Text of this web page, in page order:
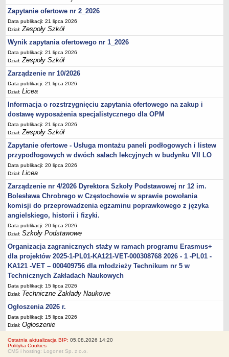
Zapytanie ofertowe nr 2_2026
Data publikacji: 21 lipca 2026
Dział:Zespoły Szkół
Wynik zapytania ofertowego nr 1_2026
Data publikacji: 21 lipca 2026
Dział:Zespoły Szkół
Zarządzenie nr 10/2026
Data publikacji: 21 lipca 2026
Dział:Licea
Informacja o rozstrzygnięciu zapytania ofertowego na zakup i
dostawę wyposażenia specjalistycznego dla OPM
Data publikacji: 21 lipca 2026
Dział:Zespoły Szkół
Zapytanie ofertowe - Usługa montażu paneli podłogowych i listew
przypodłogowych w dwóch salach lekcyjnych w budynku VII LO
Data publikacji: 20 lipca 2026
Dział:Licea
Zarządzenie nr 4/2026 Dyrektora Szkoły Podstawowej nr 12 im.
Bolesława Chrobrego w Częstochowie w sprawie powołania
komisji do przeprowadzenia egzaminu poprawkowego z języka
angielskiego, historii i fizyki.
Data publikacji: 20 lipca 2026
Dział:Szkoły Podstawowe
Organizacja zagranicznych staży w ramach programu Erasmus+
dla projektów 2025-1-PL01-KA121-VET-000308768 2026 - 1 -PL01 -
KA121 -VET – 000409756 dla młodzieży Technikum nr 5 w
Technicznych Zakładach Naukowych
Data publikacji: 15 lipca 2026
Dział: Techniczne Zakłady Naukowe
Ogłoszenia 2026 r.
Data publikacji: 15 lipca 2026
Dział:Ogłoszenie
Ostatnia aktualizacja BIP: 05.08.2026 14:20
Polityka Cookies
CMS i hosting: Logonet Sp. z o.o.